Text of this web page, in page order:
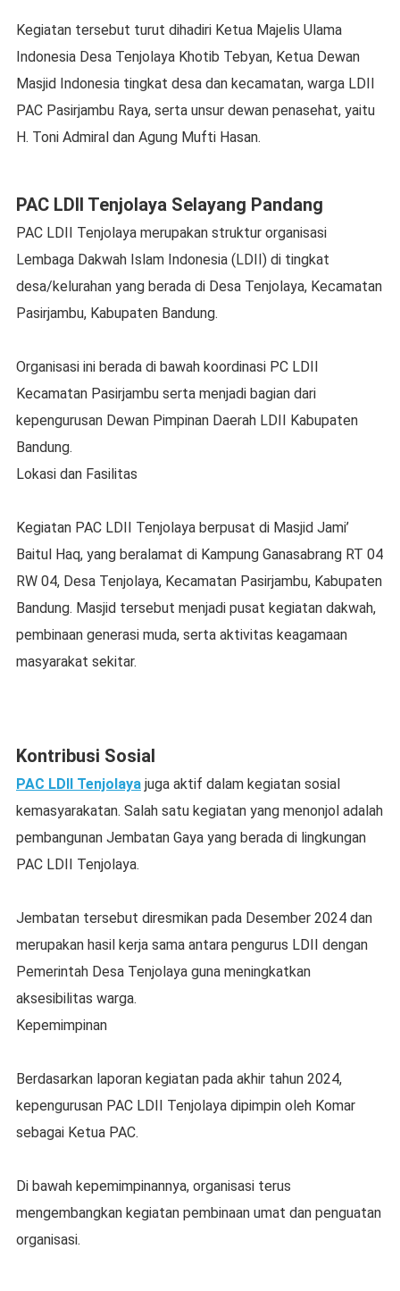
Kegiatan tersebut turut dihadiri Ketua Majelis Ulama
Indonesia Desa Tenjolaya Khotib Tebyan, Ketua Dewan
Masjid Indonesia tingkat desa dan kecamatan, warga LDII
PAC Pasirjambu Raya, serta unsur dewan penasehat, yaitu
H. Toni Admiral dan Agung Mufti Hasan.
PAC LDII Tenjolaya Selayang Pandang
PAC LDII Tenjolaya merupakan struktur organisasi
Lembaga Dakwah Islam Indonesia (LDII) di tingkat
desa/kelurahan yang berada di Desa Tenjolaya, Kecamatan
Pasirjambu, Kabupaten Bandung.
Organisasi ini berada di bawah koordinasi PC LDII
Kecamatan Pasirjambu serta menjadi bagian dari
kepengurusan Dewan Pimpinan Daerah LDII Kabupaten
Bandung.
Lokasi dan Fasilitas
Kegiatan PAC LDII Tenjolaya berpusat di Masjid Jami’
Baitul Haq, yang beralamat di Kampung Ganasabrang RT 04
RW 04, Desa Tenjolaya, Kecamatan Pasirjambu, Kabupaten
Bandung. Masjid tersebut menjadi pusat kegiatan dakwah,
pembinaan generasi muda, serta aktivitas keagamaan
masyarakat sekitar.
Kontribusi Sosial
PAC LDII Tenjolayajuga aktif dalam kegiatan sosial
kemasyarakatan. Salah satu kegiatan yang menonjol adalah
pembangunan Jembatan Gaya yang berada di lingkungan
PAC LDII Tenjolaya.
Jembatan tersebut diresmikan pada Desember 2024 dan
merupakan hasil kerja sama antara pengurus LDII dengan
Pemerintah Desa Tenjolaya guna meningkatkan
aksesibilitas warga.
Kepemimpinan
Berdasarkan laporan kegiatan pada akhir tahun 2024,
kepengurusan PAC LDII Tenjolaya dipimpin oleh Komar
sebagai Ketua PAC.
Di bawah kepemimpinannya, organisasi terus
mengembangkan kegiatan pembinaan umat dan penguatan
organisasi.